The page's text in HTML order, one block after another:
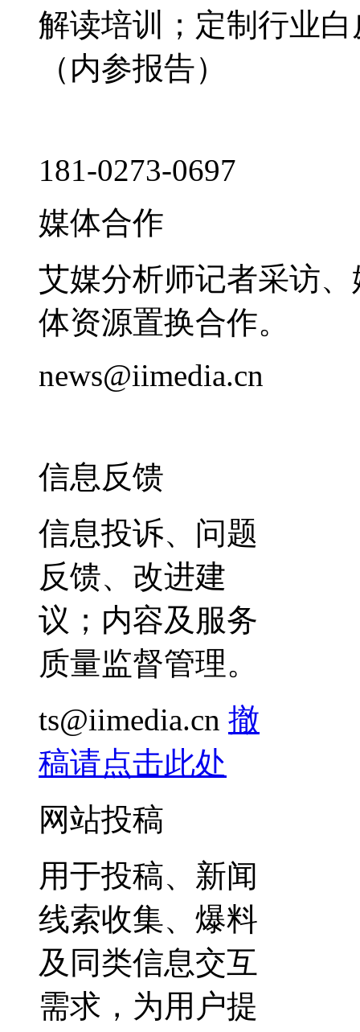
解读培训；定制行业
（内参报告）
181-0273-0697
媒体合作
艾媒分析师记者采访
体资源置换合作。
news@iimedia.cn
信息反馈
信息投诉、问题
反馈、改进建
议；内容及服务
质量监督管理。
ts@iimedia.cn 撤
稿请点击此处
网站投稿
用于投稿、新闻
线索收集、爆料
及同类信息交互
需求，为用户提